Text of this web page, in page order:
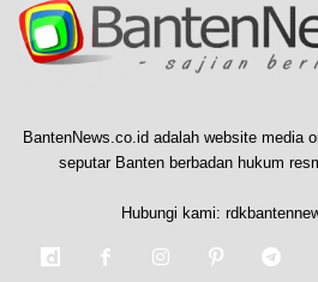
BantenNews.co.id adalah website media
seputar Banten berbadan hukum
Hubungi kami: